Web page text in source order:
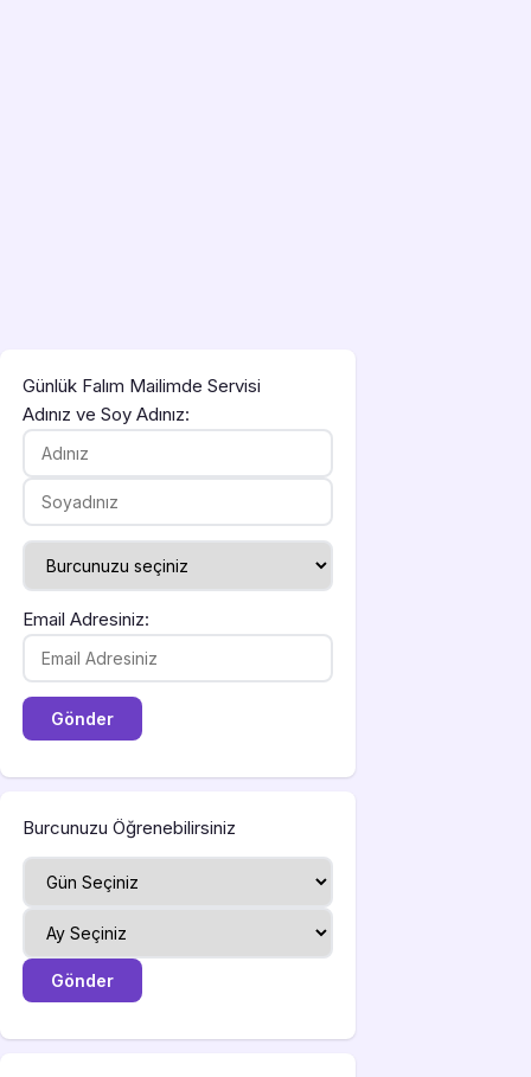
Günlük Falım Mailimde Servisi
Adınız ve Soy Adınız:
Email Adresiniz:
Burcunuzu Öğrenebilirsiniz